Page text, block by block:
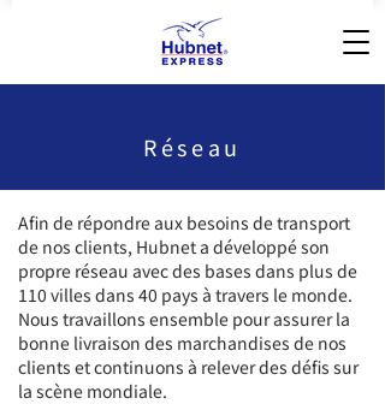
Réseau
Afin de répondre aux besoins de transport
de nos clients, Hubnet a développé son
propre réseau avec des bases dans plus de
110 villes dans 40 pays à travers le monde.
Nous travaillons ensemble pour assurer la
bonne livraison des marchandises de nos
clients et continuons à relever des défis sur
la scène mondiale.